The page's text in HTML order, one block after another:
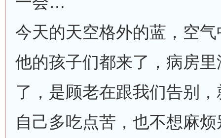
今天的天空格外的蓝，空
他的孩子们都来了，病房
了，是顾老在跟我们告别
自己多吃点苦，也不想麻